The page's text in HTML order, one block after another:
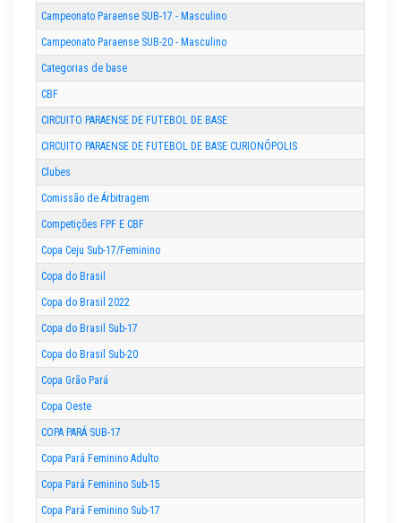
Campeonato Paraense SUB-17 - Masculino
Campeonato Paraense SUB-20 - Masculino
Categorias de base
CBF
CIRCUITO PARAENSE DE FUTEBOL DE BASE
CIRCUITO PARAENSE DE FUTEBOL DE BASE CURIONÓPOLIS
Clubes
Comissão de Árbitragem
Competições FPF E CBF
Copa Ceju Sub-17/Feminino
Copa do Brasil
Copa do Brasil 2022
Copa do Brasil Sub-17
Copa do Brasil Sub-20
Copa Grão Pará
Copa Oeste
COPA PARÁ SUB-17
Copa Pará Feminino Adulto
Copa Pará Feminino Sub-15
Copa Pará Feminino Sub-17